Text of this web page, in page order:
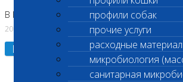
профили собак
прочие услуги
расходные
микробиология
санитарная
В Коломне 24.07.2026 и 28.07.2026
20.07.2026
Подробнее